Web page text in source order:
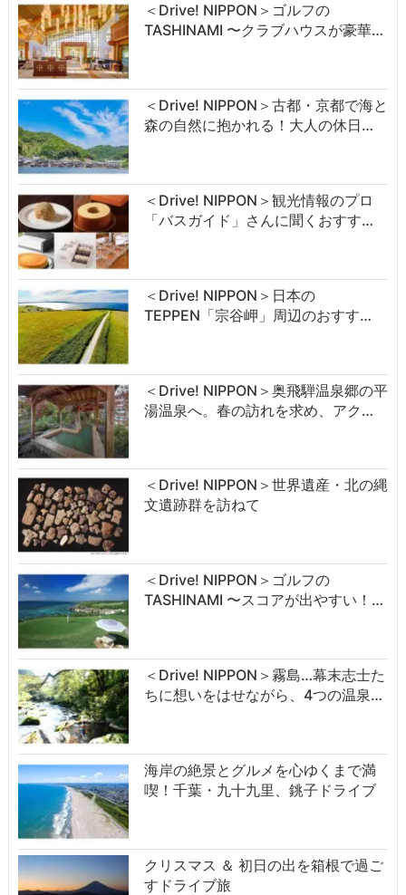
＜Drive! NIPPON＞ゴルフの
TASHINAMI 〜クラブハウスが豪華…
＜Drive! NIPPON＞古都・京都で海と
森の自然に抱かれる！大人の休日…
＜Drive! NIPPON＞観光情報のプロ
「バスガイド」さんに聞くおすす…
＜Drive! NIPPON＞日本の
TEPPEN「宗谷岬」周辺のおすす…
＜Drive! NIPPON＞奥飛騨温泉郷の平
湯温泉へ。春の訪れを求め、アク…
＜Drive! NIPPON＞世界遺産・北の縄
文遺跡群を訪ねて
＜Drive! NIPPON＞ゴルフの
TASHINAMI 〜スコアが出やすい！…
＜Drive! NIPPON＞霧島…幕末志士た
ちに想いをはせながら、4つの温泉…
海岸の絶景とグルメを心ゆくまで満
喫！千葉・九十九里、銚子ドライブ
クリスマス ＆ 初日の出を箱根で過ご
すドライブ旅